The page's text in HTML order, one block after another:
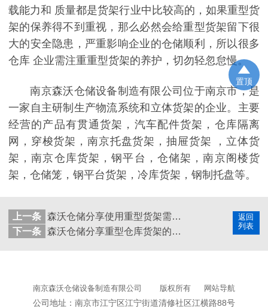
载能力和 质量都是货架行业中比较高的，如果重型货
架的保养得不到重视，那么必然会给重型货架留下很
大的安全隐患，严重影响企业的仓储顺利，所以很多
仓库 企业需注重重型货架的养护，切勿轻忽怠慢。
南京森沃仓储设备制造有限公司位于南京市，是
一家自主研制生产物流系统和立体货架的企业。主要
经营的产品有贯通货架，汽车配件货架，仓库隔离
网，穿梭货架，南京托盘货架，抽屉货架 ，立体货
架，南京仓库货架，钢平台，仓储架，南京阁楼货
架，仓储笼，钢平台货架，冷库货架，钢制托盘等。
返回
列表
上一条
森沃仓储分享使用重型货架需要注意事项！
下一条
森沃仓储分享重型仓库货架的主要优势！
置顶
南京森沃仓储设备制造有限公司 版权所有
网站导航
公司地址：南京市江宁区江宁街道清修社区江横路88号